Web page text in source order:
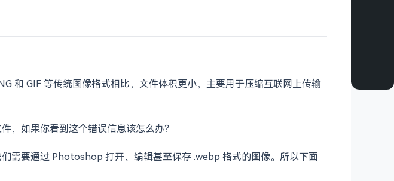
和 GIF 等传统图像格式相比，文件体积更小，主要用于压缩互联网上传输
，如果你看到这个错误信息该怎么办？
需要通过 Photoshop 打开、编辑甚至保存 .webp 格式的图像。所以下面